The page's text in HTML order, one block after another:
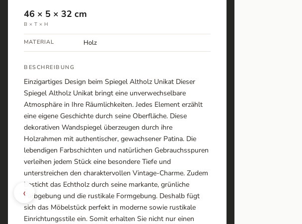
‹
46 × 5 × 32 cm
B × T × H
MATERIAL Holz
BESCHREIBUNG
Einzigartiges Design beim Spiegel Altholz Unikat Dieser
Spiegel Altholz Unikat bringt eine unverwechselbare
Atmosphäre in Ihre Räumlichkeiten. Jedes Element erzählt
eine eigene Geschichte durch seine Oberfläche. Diese
dekorativen Wandspiegel überzeugen durch ihre
Holzrahmen mit authentischer, gewachsener Patina. Die
lebendigen Farbschichten und natürlichen Gebrauchsspuren
verleihen jedem Stück eine besondere Tiefe und
unterstreichen den charaktervollen Vintage-Charme. Zudem
besticht das Echtholz durch seine markante, grünliche
Farbgebung und die rustikale Formgebung. Deshalb fügt
sich das Möbelstück perfekt in moderne sowie rustikale
Einrichtungsstile ein. Somit erhalten Sie nicht nur einen